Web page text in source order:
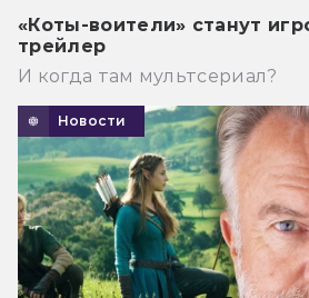
«Коты-воители» станут
трейлер
И когда там мультсериал?
Новости